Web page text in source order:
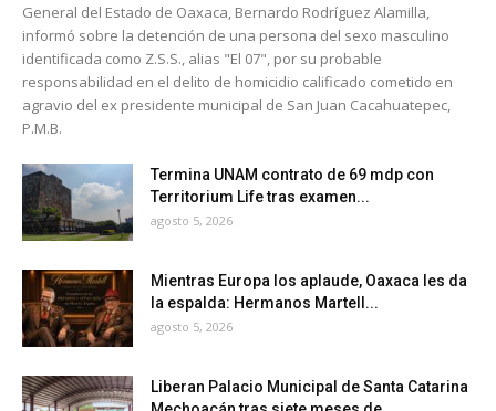
General del Estado de Oaxaca, Bernardo Rodríguez Alamilla,
informó sobre la detención de una persona del sexo masculino
identificada como Z.S.S., alias "El 07", por su probable
responsabilidad en el delito de homicidio calificado cometido en
agravio del ex presidente municipal de San Juan Cacahuatepec,
P.M.B.
Termina UNAM contrato de 69 mdp con
Territorium Life tras examen...
agosto 5, 2026
Mientras Europa los aplaude, Oaxaca les da
la espalda: Hermanos Martell...
agosto 5, 2026
Liberan Palacio Municipal de Santa Catarina